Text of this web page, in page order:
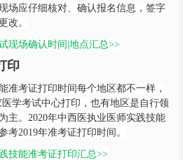
场应仔细核对、确认报名信息，签字
改。
现场确认时间|地点汇总>>
印
准考证打印时间每个地区都不一样，
学考试中心打印，也有地区是自行领
主。2020年中西医执业医师实践技能
考2019年准考证打印时间。
技能准考证打印汇总>>